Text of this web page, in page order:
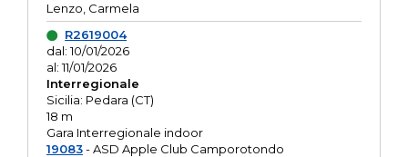
Lenzo, Carmela
R2619004
dal: 10/01/2026
al: 11/01/2026
Interregionale
Sicilia: Pedara (CT)
18 m
Gara Interregionale indoor
19083- ASD Apple Club Camporotondo